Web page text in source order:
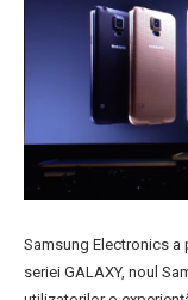
Samsung Electronics a
seriei GALAXY, noul